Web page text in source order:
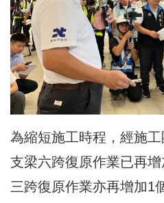
為縮短施工時程，經施
支梁六跨復原作業已再
三跨復原作業亦再增加1